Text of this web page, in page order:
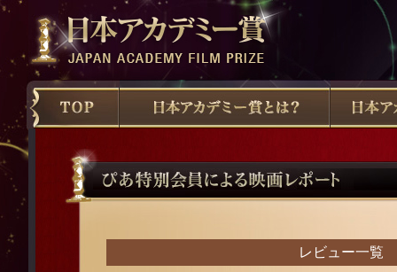
レビュー一覧